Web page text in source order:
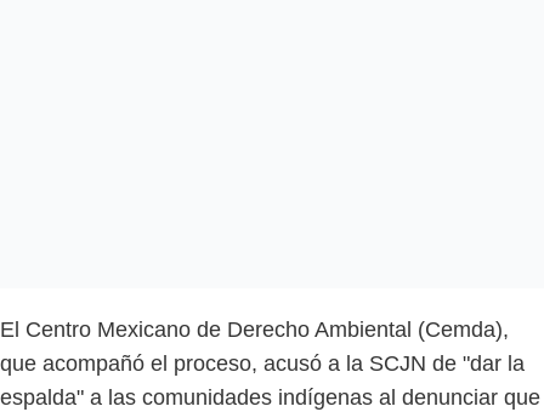
El Centro Mexicano de Derecho Ambiental (Cemda),
que acompañó el proceso, acusó a la SCJN de "dar la
espalda" a las comunidades indígenas al denunciar que